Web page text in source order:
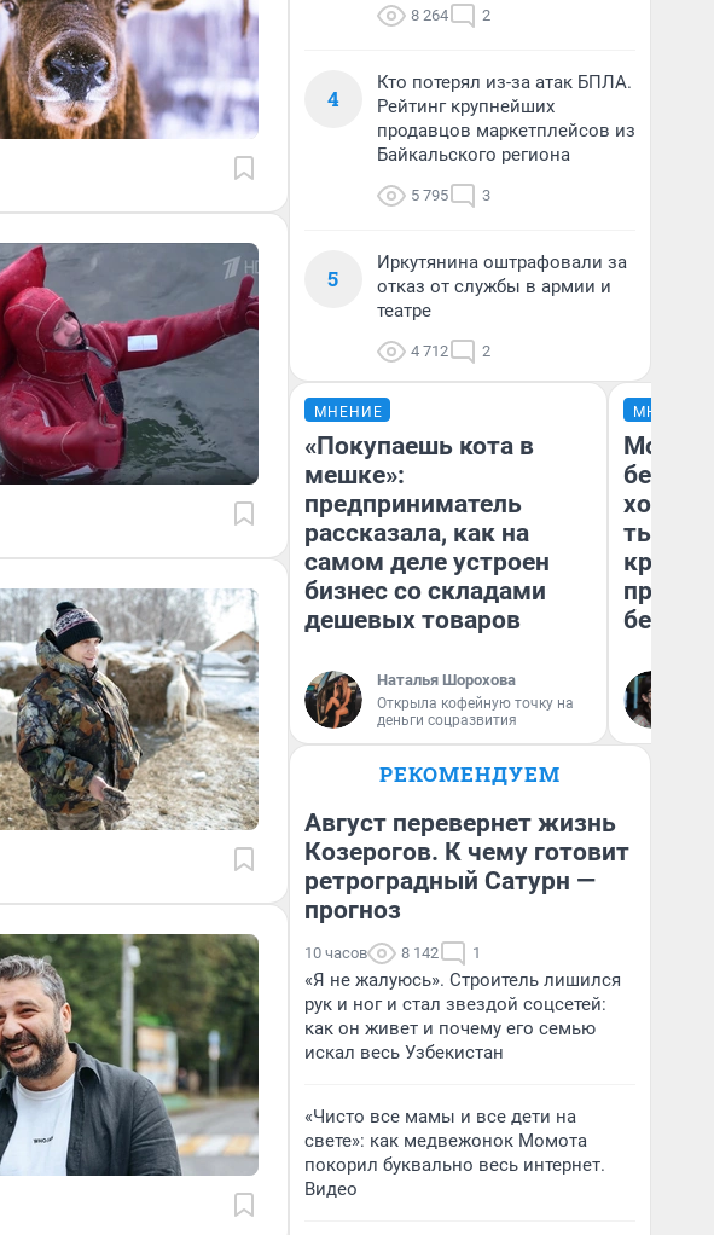
8 264 2
4
Кто потерял из-за атак БПЛА.
Рейтинг крупнейших
продавцов маркетплейсов из
Байкальского региона
5 795 3
5
Иркутянина оштрафовали за
отказ от службы в армии и
театре
4 712 2
МНЕНИЕ
«Покупаешь кота в
мешке»:
предприниматель
рассказала, как на
самом деле устроен
бизнес со складами
дешевых товаров
Наталья Шорохова
Открыла кофейную точку на
деньги соцразвития
МНЕНИЕ
Мой
хотела
тысяч,
РЕКОМЕНДУЕМ
Август перевернет жизнь
Козерогов. К чему готовит
ретроградный Сатурн —
прогноз
10 часов 8 142 1
«Я не жалуюсь». Строитель лишился
рук и ног и стал звездой соцсетей:
как он живет и почему его семью
искал весь Узбекистан
«Чисто все мамы и все дети на
свете»: как медвежонок Момота
покорил буквально весь интернет.
Видео